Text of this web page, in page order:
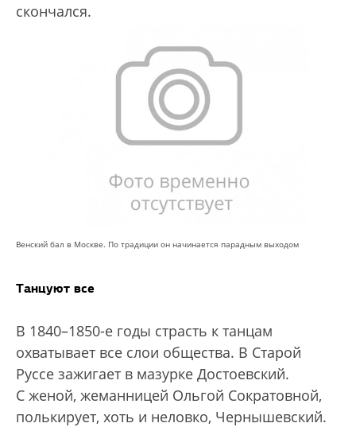
скончался.
Венский бал в Москве. По традиции он начинается парадным выходом
Танцуют все
В 1840–1850-е годы страсть к танцам
охватывает все слои общества. В Старой
Руссе зажигает в мазурке Достоевский.
С женой, жеманницей Ольгой Сократовной,
полькирует, хоть и неловко, Чернышевский.